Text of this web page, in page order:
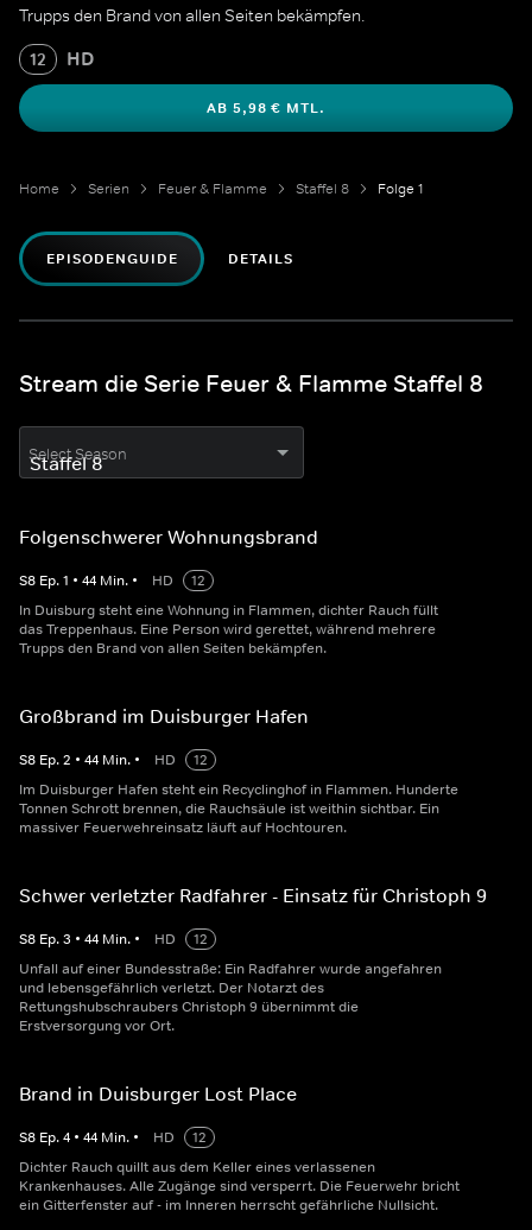
Trupps den Brand von allen Seiten bekämpfen.
12 HD
AB 5,98 € MTL.
Home Serien Feuer & Flamme Staffel 8 Folge 1
EPISODENGUIDE DETAILS
Stream die Serie Feuer & Flamme Staffel 8
Select Season
Folgenschwerer Wohnungsbrand
S8 Ep.1 • 44 Min. • HD
12
In Duisburg steht eine Wohnung in Flammen, dichter Rauch füllt
das Treppenhaus. Eine Person wird gerettet, während mehrere
Trupps den Brand von allen Seiten bekämpfen.
Großbrand im Duisburger Hafen
S8 Ep.2 • 44 Min. • HD
12
Im Duisburger Hafen steht ein Recyclinghof in Flammen. Hunderte
Tonnen Schrott brennen, die Rauchsäule ist weithin sichtbar. Ein
massiver Feuerwehreinsatz läuft auf Hochtouren.
Schwer verletzter Radfahrer - Einsatz für Christoph 9
S8 Ep.3 • 44 Min. • HD
12
Unfall auf einer Bundesstraße: Ein Radfahrer wurde angefahren
und lebensgefährlich verletzt. Der Notarzt des
Rettungshubschraubers Christoph 9 übernimmt die
Erstversorgung vor Ort.
Brand in Duisburger Lost Place
S8 Ep.4 • 44 Min. • HD
12
Dichter Rauch quillt aus dem Keller eines verlassenen
Krankenhauses. Alle Zugänge sind versperrt. Die Feuerwehr bricht
ein Gitterfenster auf - im Inneren herrscht gefährliche Nullsicht.